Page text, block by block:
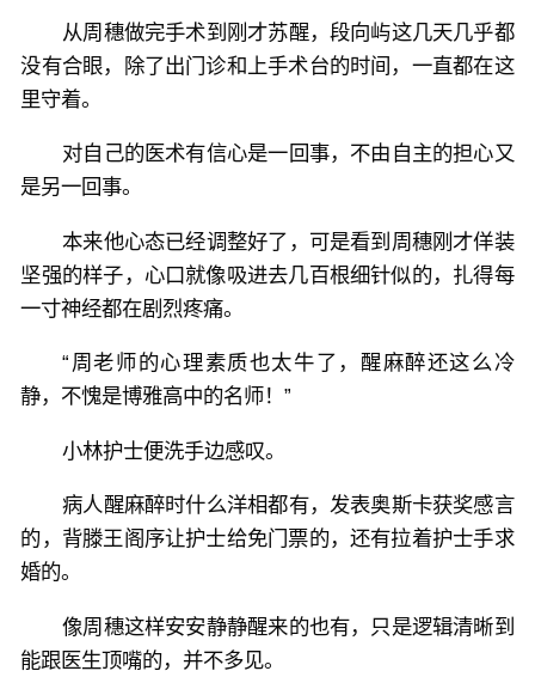
从周穗做完手术到刚才苏醒，段向屿这几天几乎都
没有合眼，除了出门诊和上手术台的时间，一直都在这
里守着。
对自己的医术有信心是一回事，不由自主的担心又
是另一回事。
本来他心态已经调整好了，可是看到周穗刚才佯装
坚强的样子，心口就像吸进去几百根细针似的，扎得每
一寸神经都在剧烈疼痛。
“周老师的心理素质也太牛了，醒麻醉还这么冷
静，不愧是博雅高中的名师！”
小林护士便洗手边感叹。
病人醒麻醉时什么洋相都有，发表奥斯卡获奖感言
的，背滕王阁序让护士给免门票的，还有拉着护士手求
婚的。
像周穗这样安安静静醒来的也有，只是逻辑清晰到
能跟医生顶嘴的，并不多见。